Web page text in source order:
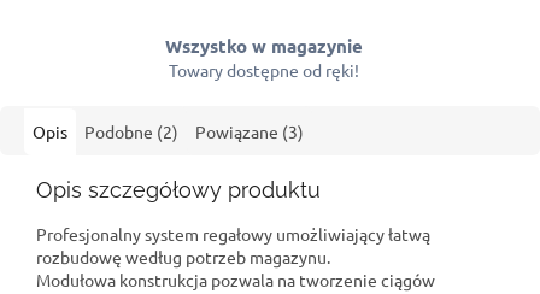
Wszystko w magazynie
Towary dostępne od ręki!
Opis Podobne (2) Powiązane (3)
Opis szczegółowy produktu
Profesjonalny system regałowy umożliwiający łatwą
rozbudowę według potrzeb magazynu.
Modułowa konstrukcja pozwala na tworzenie ciągów